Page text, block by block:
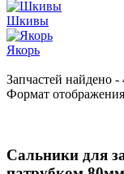
Шкивы
Якорь
Запчастей найдено -
Формат
Сальники для